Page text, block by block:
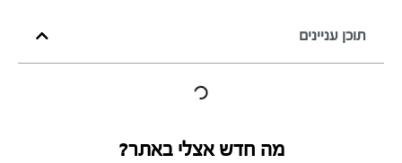
תוכן עניינים
מה חדש אצלי באתר?